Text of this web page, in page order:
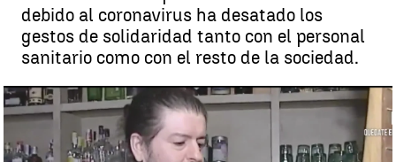
debido al coronavirus ha desatado los
gestos de solidaridad tanto con el personal
sanitario como con el resto de la sociedad.
El dueño de un bar reparte cerveza a sus vecinos, entre los gestos
de solidaridad en tiempos del coronavirus |
Antena 3 Noticias